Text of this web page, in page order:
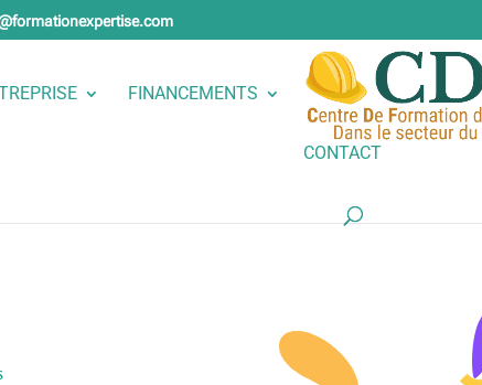
FINANCEMENTS
CONTACT